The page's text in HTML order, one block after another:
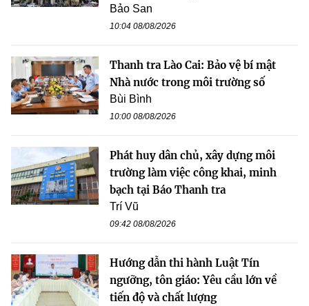
Bảo San
10:04 08/08/2026
Thanh tra Lào Cai: Bảo vệ bí mật
Nhà nước trong môi trường số
Bùi Bình
10:00 08/08/2026
Phát huy dân chủ, xây dựng môi
trường làm việc công khai, minh
bạch tại Báo Thanh tra
Trí Vũ
09:42 08/08/2026
Hướng dẫn thi hành Luật Tín
ngưỡng, tôn giáo: Yêu cầu lớn về
tiến độ và chất lượng